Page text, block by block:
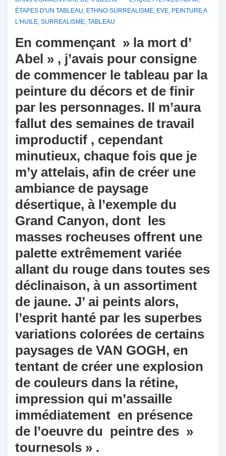
ÉTAPES D'UN TABLEAU, ETHNO-SURREALISME, EVE, PEINTURE A
L'HUILE, SURREALISME, TABLEAU
En commençant » la mort d’
Abel » , j’avais pour consigne
de commencer le tableau par la
peinture du décors et de finir
par les personnages. Il m’aura
fallut des semaines de travail
improductif , cependant
minutieux, chaque fois que je
m’y attelais, afin de créer une
ambiance de paysage
désertique, à l’exemple du
Grand Canyon, dont les
masses rocheuses offrent une
palette extrêmement variée
allant du rouge dans toutes ses
déclinaison, à un assortiment
de jaune. J’ ai peints alors,
l’esprit hanté par les superbes
variations colorées de certains
paysages de VAN GOGH, en
tentant de créer une explosion
de couleurs dans la rétine,
impression qui m’assaille
immédiatement en présence
de l’oeuvre du peintre des »
tournesols » .